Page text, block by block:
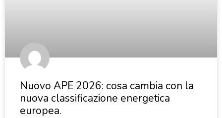
Nuovo APE 2026: cosa cambia con la
nuova classificazione energetica
europea.